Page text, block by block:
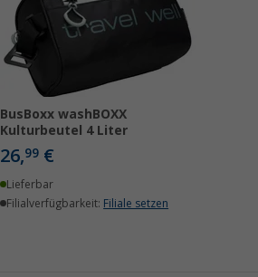
BusBoxx washBOXX
Kulturbeutel 4 Liter
26,99€
Lieferbar
Filialverfügbarkeit: Filiale setzen